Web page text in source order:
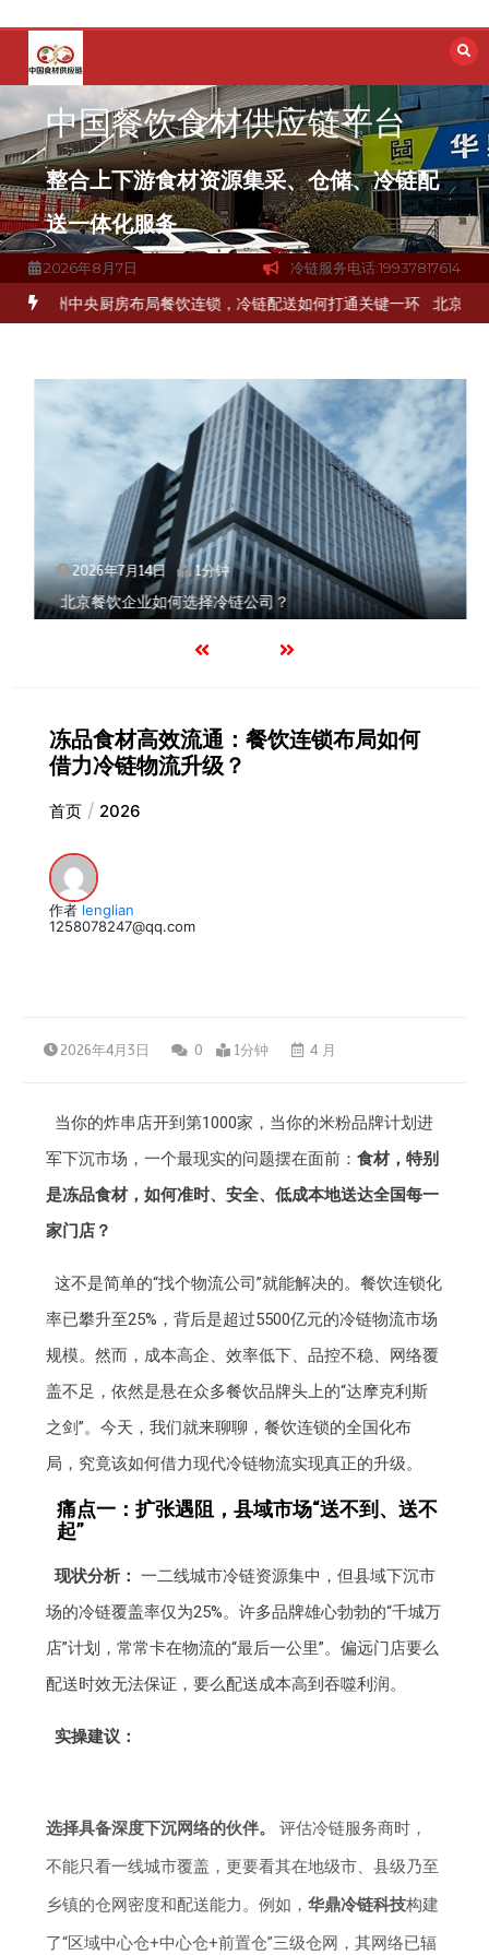
容
中国餐饮食材供应链平台
整合上下游食材资源集采、仓储、冷链配
送一体化服务
2026年8月7日 冷链服务电话:19937817614
品食材流通难题？ 杭州中央厨房布局餐饮连锁，冷链配送如何打通
2026年7月14日 1分钟
北京餐饮企业如何选择冷链公司？
冻品食材高效流通：餐饮连锁布局如何
借力冷链物流升级？
首页 2026
作者 lenglian
1258078247@qq.com
2026年4月3日 0 1分钟 4 月
当你的炸串店开到第1000家，当你的米粉品牌计划进
军下沉市场，一个最现实的问题摆在面前：食材，特别
是冻品食材，如何准时、安全、低成本地送达全国每一
家门店？
这不是简单的“找个物流公司”就能解决的。餐饮连锁化
率已攀升至25%，背后是超过5500亿元的冷链物流市场
规模。然而，成本高企、效率低下、品控不稳、网络覆
盖不足，依然是悬在众多餐饮品牌头上的“达摩克利斯
之剑”。今天，我们就来聊聊，餐饮连锁的全国化布
局，究竟该如何借力现代冷链物流实现真正的升级。
痛点一：扩张遇阻，县域市场“送不到、送不
起”
现状分析： 一二线城市冷链资源集中，但县域下沉市
场的冷链覆盖率仅为25%。许多品牌雄心勃勃的“千城万
店”计划，常常卡在物流的“最后一公里”。偏远门店要么
配送时效无法保证，要么配送成本高到吞噬利润。
实操建议：
选择具备深度下沉网络的伙伴。
评估冷链服务商时，
不能只看一线城市覆盖，更要看其在地级市、县级乃至
乡镇的仓网密度和配送能力。例如，华鼎冷链科技构建
了“区域中心仓+中心仓+前置仓”三级仓网，其网络已辐